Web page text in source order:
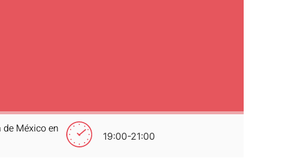
de México en
19:00-21:00